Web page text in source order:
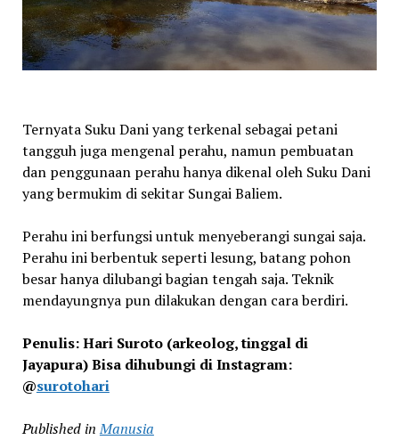
Ternyata Suku Dani yang terkenal sebagai petani
tangguh juga mengenal perahu, namun pembuatan
dan penggunaan perahu hanya dikenal oleh Suku Dani
yang bermukim di sekitar Sungai Baliem.
Perahu ini berfungsi untuk menyeberangi sungai saja.
Perahu ini berbentuk seperti lesung, batang pohon
besar hanya dilubangi bagian tengah saja. Teknik
mendayungnya pun dilakukan dengan cara berdiri.
Penulis: Hari Suroto (arkeolog, tinggal di
Jayapura) Bisa dihubungi di Instagram:
@surotohari
Published in Manusia